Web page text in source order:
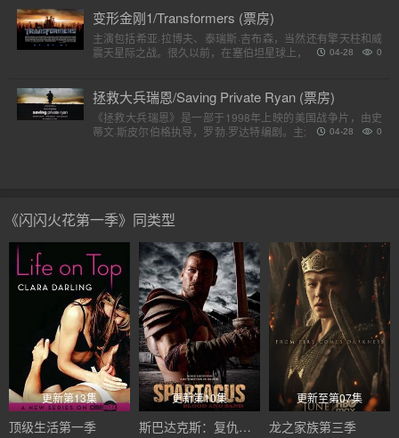
变形金刚1/Transformers (票房)
主演包括希亚·拉博夫、泰瑞斯·吉布森，当然还有擎天柱和威
震天星际之战。很久以前，在塞伯坦星球上，一个巨大的，强
0
04-28
拯救大兵瑞恩/Saving Private Ryan (票房)
《拯救大兵瑞恩》是一部于1998年上映的美国战争片，由史
蒂文·斯皮尔伯格执导，罗勃·罗达特编剧。主演包括汤姆·汉克
0
04-28
《闪闪火花第一季》同类型
更新第13集
顶级生活第一季
更新第10集
斯巴达克斯：复仇第二季
更新至第07集
龙之家族第三季